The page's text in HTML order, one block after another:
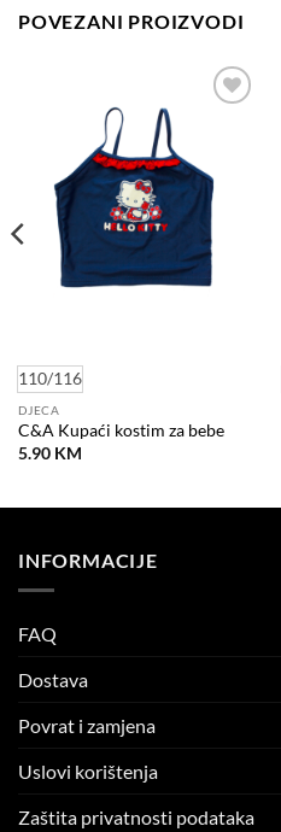
POVEZANI PROIZVODI
110/116
DJECA
C&A Kupaći kostim za bebe
5.90 KM
INFORMACIJE
FAQ
Dostava
Povrat i zamjena
Uslovi korištenja
Zaštita privatnosti podataka